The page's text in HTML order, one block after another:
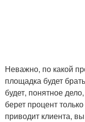
Неважно, по какой
площадка будет
будет, понятное
берет процент
приводит клиента,